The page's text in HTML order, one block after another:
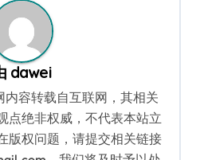
dawei
内容转载自互联网，其相关
点绝非权威，不代表本站立
版权问题，请提交相关链接